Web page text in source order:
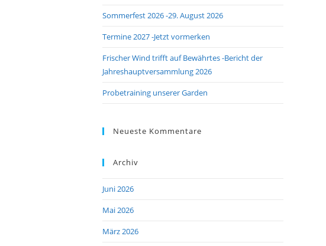
Sommerfest 2026 -29. August 2026
Termine 2027 -Jetzt vormerken
Frischer Wind trifft auf Bewährtes -Bericht der
Jahreshauptversammlung 2026
Probetraining unserer Garden
Neueste Kommentare
Archiv
Juni 2026
Mai 2026
März 2026